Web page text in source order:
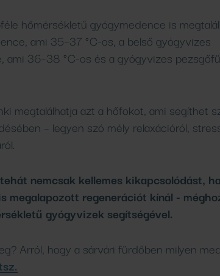
hőmérsékletű gyógymedence is
ami 35–37 °C-os, a belső gyógyvizes
ami 36–38 °C-os és a gyógyvizes
megtalálhatja azt a hőfokot, ami segíthet
– legyen szó mély relaxációról,
nemcsak kellemes kikapcsolódást,
megalapozott regenerációt kínál -
gyógyvizek segítségével.
Arról, hogy a sárvári fürdőben milyen